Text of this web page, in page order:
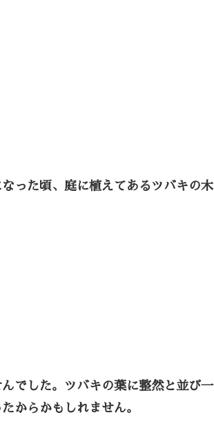
った頃、庭に植えてあるツバキの木
でした。ツバキの葉に整然と並び一
からかもしれません。